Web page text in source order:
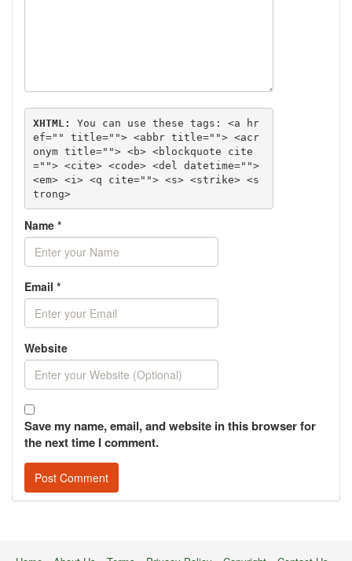
XHTML: You can use these tags: <a hr
ef="" title=""> <abbr title=""> <acr
onym title=""> <b> <blockquote cite
=""> <cite> <code> <del datetime="">
<em> <i> <q cite=""> <s> <strike> <s
trong>
Name *
Email *
Website
Save my name, email, and website in this browser for
the next time I comment.